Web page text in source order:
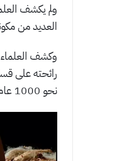
ولم يكشف
العديد من
وكشف
رائحته على
نحو 1000 عام عما كان يعتقد سابقا.